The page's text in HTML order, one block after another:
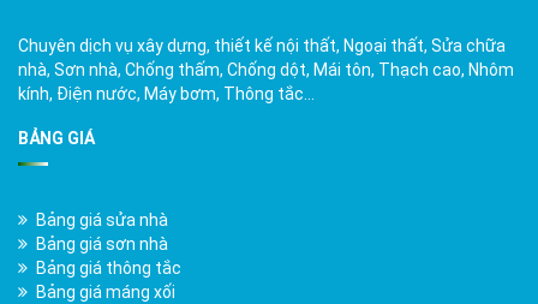
Chuyên dịch vụ xây dựng, thiết kế nội thất, Ngoại thất, Sửa chữa
nhà, Sơn nhà, Chống thấm, Chống dột, Mái tôn, Thạch cao, Nhôm
kính, Điện nước, Máy bơm, Thông tắc…
BẢNG GIÁ
Bảng giá sửa nhà
Bảng giá sơn nhà
Bảng giá thông tắc
Bảng giá máng xối